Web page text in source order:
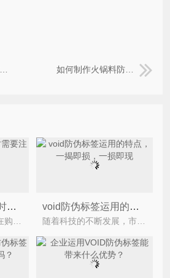
如何制作火锅料防伪标签？
企业在做防伪标签时需要注意的问题 void防伪标签运用的特点，一揭即损，一损即现